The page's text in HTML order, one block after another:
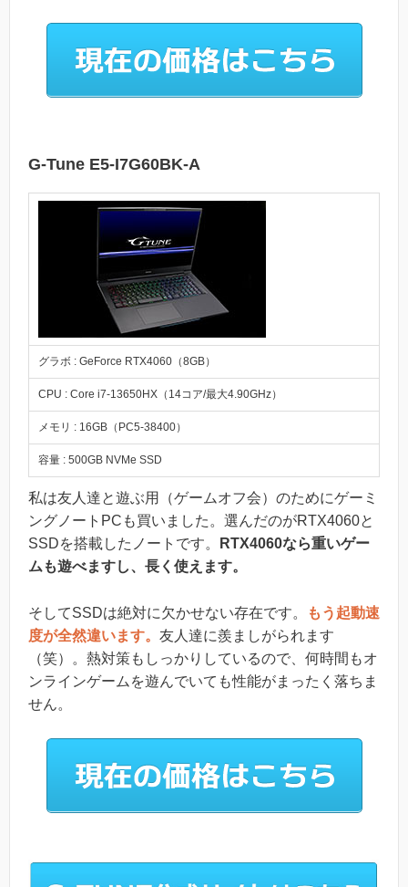
G-Tune E5-I7G60BK-A
グラボ : GeForce RTX4060（8GB）
CPU : Core i7-13650HX（14コア/最大4.90GHz）
メモリ : 16GB（PC5-38400）
容量 : 500GB NVMe SSD
私は友人達と遊ぶ用（ゲームオフ会）のためにゲーミ
ングノートPCも買いました。選んだのがRTX4060と
SSDを搭載したノートです。
RTX4060なら重いゲー
ムも遊べますし、長く使えます。
そしてSSDは絶対に欠かせない存在です。
もう起動速
度が全然違います。 友人達に羨ましがられます
（笑）。熱対策もしっかりしているので、何時間もオ
ンラインゲームを遊んでいても性能がまったく落ちま
せん。